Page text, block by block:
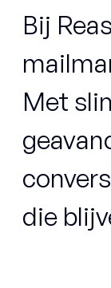
Bij
Met
die